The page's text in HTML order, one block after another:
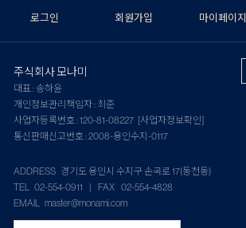
로그인 회원가입 마이페이지
주식회사 모나미
대표 : 송하윤
개인정보관리책임자 : 최준
사업자등록번호 : 120-81-08227 [사업자정보확인]
통신판매신고번호 : 2008-용인수지-0117
ADDRESS 경기도 용인시 수지구 손곡로 17(동천동)
TEL 02-554-0911 | FAX 02-554-4828
EMAIL master@monami.com